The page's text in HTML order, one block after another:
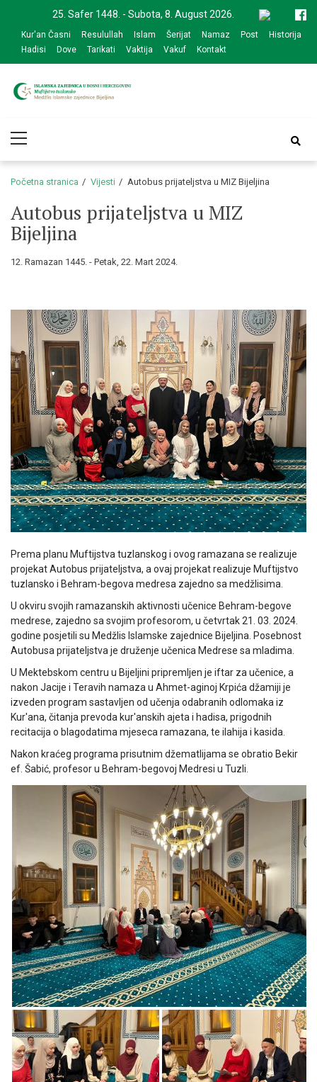
navigation
content
25. Safer 1448. - Subota, 8. August 2026.
Kur'an Časni Resulullah Islam Šerijat Namaz Post
Historija
Hadisi
Dove Tarikati Vaktija Vakuf Kontakt
zajednice Bijeljina
Menu
Početna stranica Vijesti Autobus prijateljstva u MIZ Bijeljina
Autobus prijateljstva u MIZ
Bijeljina
12. Ramazan 1445. - Petak, 22. Mart 2024.
Prema planu Muftijstva tuzlanskog i ovog ramazana se realizuje
projekat Autobus prijateljstva, a ovaj projekat realizuje Muftijstvo
tuzlansko i Behram-begova medresa zajedno sa medžlisima.
U okviru svojih ramazanskih aktivnosti učenice Behram-begove
medrese, zajedno sa svojim profesorom, u četvrtak 21. 03. 2024.
godine posjetili su Medžlis Islamske zajednice Bijeljina. Posebnost
Autobusa prijateljstva je druženje učenica Medrese sa mladima.
U Mektebskom centru u Bijeljini pripremljen je iftar za učenice, a
nakon Jacije i Teravih namaza u Ahmet-aginoj Krpića džamiji je
izveden program sastavljen od učenja odabranih odlomaka iz
Kur'ana, čitanja prevoda kur'anskih ajeta i hadisa, prigodnih
recitacija o blagodatima mjeseca ramazana, te ilahija i kasida.
Nakon kraćeg programa prisutnim džematlijama se obratio Bekir
ef. Šabić, profesor u Behram-begovoj Medresi u Tuzli.